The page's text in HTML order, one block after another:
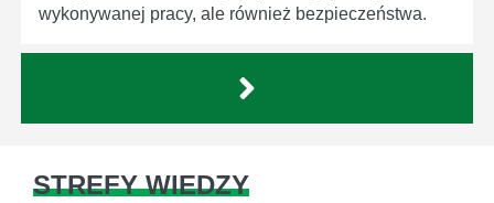
wykonywanej pracy, ale również bezpieczeństwa.
STREFY WIEDZY